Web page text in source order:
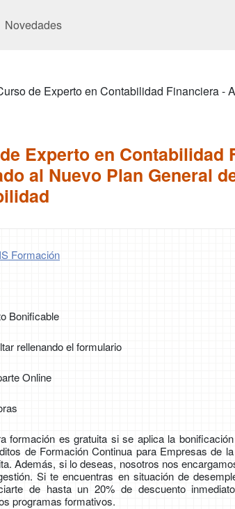
Novedades
de Experto en Contabilidad Financiera -
Experto en Contabilidad
al Nuevo Plan General
Formación
Bonificable
rellenando el formulario
Online
formación es gratuita si se aplica la
de Formación Continua para Empresas de
Además, si lo deseas, nosotros nos
Si te encuentras en situación de
de hasta un 20% de descuento
programas formativos.